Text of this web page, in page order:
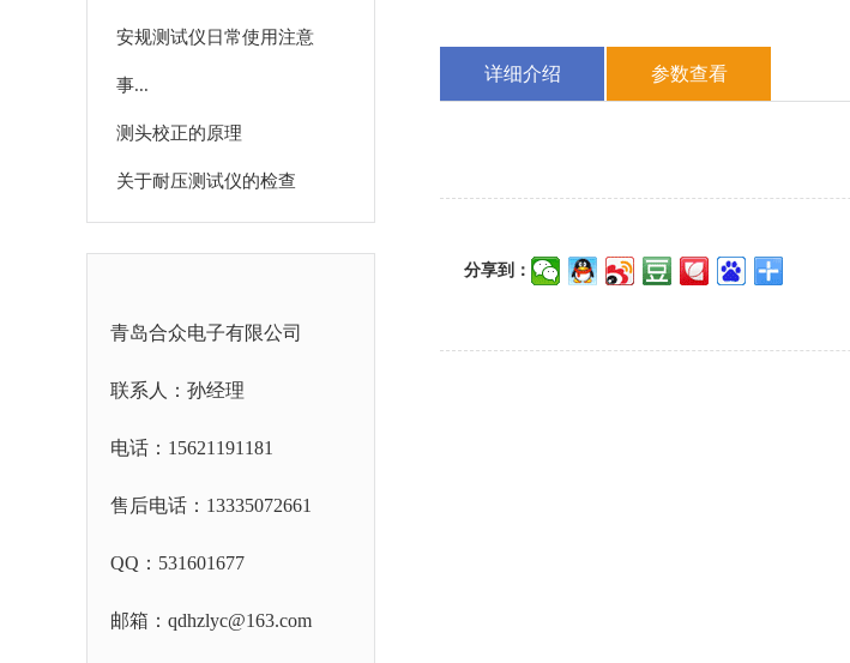
安规测试仪日常使用注意
事...
测头校正的原理
关于耐压测试仪的检查
青岛合众电子有限公司
联系人：孙经理
电话：15621191181
售后电话：13335072661
QQ： 531601677
邮箱：qdhzlyc@163.com
详细介绍 参数查看
分享到：